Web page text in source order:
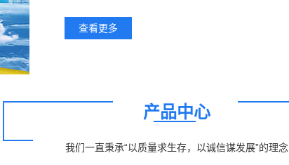
查看更多
产品中心
我们一直秉承“以质量求生存，以诚信谋发展”的理念